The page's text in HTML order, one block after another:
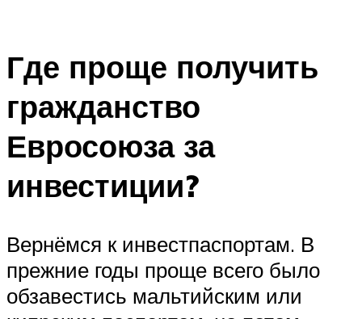
Где проще получить
гражданство
Евросоюза за
инвестиции?
Вернёмся к инвестпаспортам. В
прежние годы проще всего было
обзавестись мальтийским или